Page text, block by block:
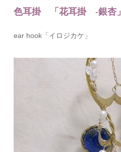
色耳掛 「花耳掛 -銀杏」
ear hook「イロジカケ」